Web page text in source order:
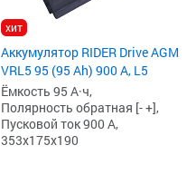
хит
Аккумулятор RIDER Drive AGM
VRL5 95 (95 Ah) 900 А, L5
Ёмкость 95 А·ч,
Полярность обратная [- +],
Пусковой ток 900 А,
353x175x190